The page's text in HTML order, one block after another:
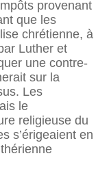
provenant
que les
chrétienne, à
Luther et
une contre-
sur la
Les
le
religieuse du
s’érigeaient en